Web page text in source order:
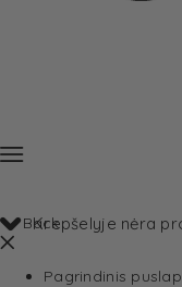
Krepšelyje nėra
Back
Pagrindinis